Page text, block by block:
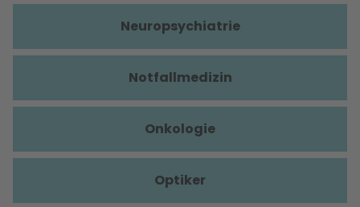
Neuropsychiatrie
Notfallmedizin
Onkologie
Optiker